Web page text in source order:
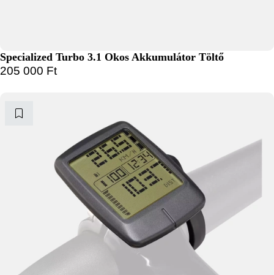
Specialized Turbo 3.1 Okos Akkumulátor Töltő
205 000 Ft